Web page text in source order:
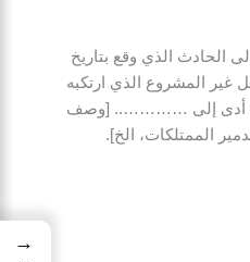
الذي وقع بتاريخ
المشروع الذي ارتكبه
أدى إلى ………….. [وصف
الممتلكات، الخ].
→